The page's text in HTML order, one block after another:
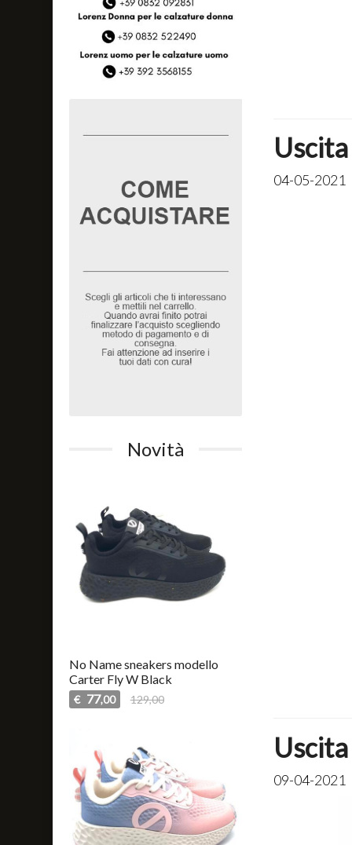
04-05-2021
09-04-2021
Novità
No Name sneakers modello
Carter Fly W Black
€ 77,00 129,00